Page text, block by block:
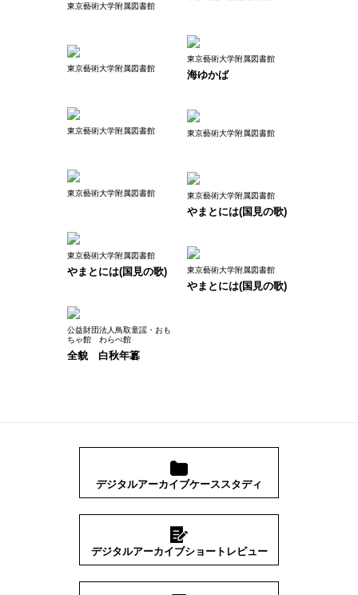
東京藝術大学附属図書館
東京藝術大学附属図書館
海ゆかば
東京藝術大学附属図書館
東京藝術大学附属図書館 東京藝術大学附属図書館
東京藝術大学附属図書館 東京藝術大学附属図書館
やまとには(国見の歌)
東京藝術大学附属図書館
やまとには(国見の歌) 東京藝術大学附属図書館
やまとには(国見の歌)
公益財団法人鳥取童謡・おも
ちゃ館 わらべ館
全貌 白秋年簒
デジタルアーカイブケーススタディ
デジタルアーカイブショートレビュー